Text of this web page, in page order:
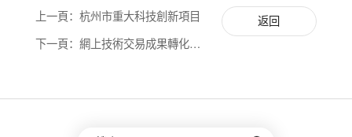
上一頁：杭州市重大科技創新項目
下一頁：網上技術交易成果轉化項
返回